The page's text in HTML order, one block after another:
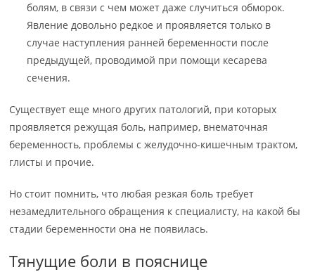
болям, в связи с чем может даже случиться обморок.
Явление довольно редкое и проявляется только в
случае наступления ранней беременности после
предыдущей, проводимой при помощи кесарева
сечения.
Существует еще много других патологий, при которых
проявляется режущая боль, например, внематочная
беременность, проблемы с желудочно-кишечным трактом,
глисты и прочие.
Но стоит помнить, что любая резкая боль требует
незамедлительного обращения к специалисту, на какой бы
стадии беременности она не появилась.
Тянущие боли в пояснице